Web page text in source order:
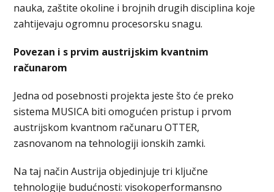
nauka, zaštite okoline i brojnih drugih disciplina koje
zahtijevaju ogromnu procesorsku snagu.
Povezan i s prvim austrijskim kvantnim
računarom
Jedna od posebnosti projekta jeste što će preko
sistema MUSICA biti omogućen pristup i prvom
austrijskom kvantnom računaru OTTER,
zasnovanom na tehnologiji ionskih zamki.
Na taj način Austrija objedinjuje tri ključne
tehnologije budućnosti: visokoperformansno